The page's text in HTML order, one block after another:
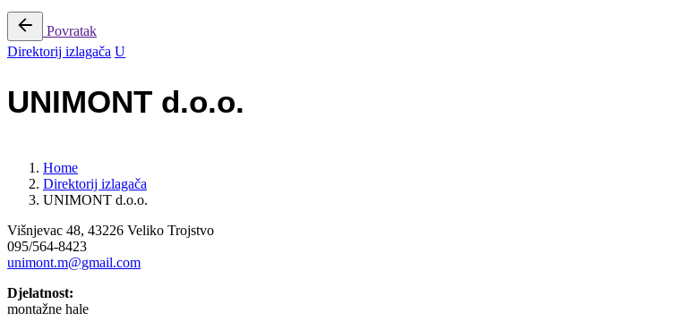
Povratak
Direktorij izlagača U
UNIMONT d.o.o.
Home
Direktorij izlagača
UNIMONT d.o.o.
Višnjevac 48, 43226 Veliko Trojstvo
095/564-8423
unimont.m@gmail.com
Djelatnost:
montažne hale